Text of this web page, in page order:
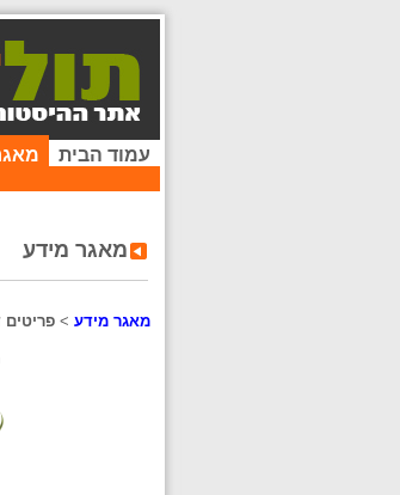
עמוד הבית
מאגר מידע
מאגר מידע > פריטים